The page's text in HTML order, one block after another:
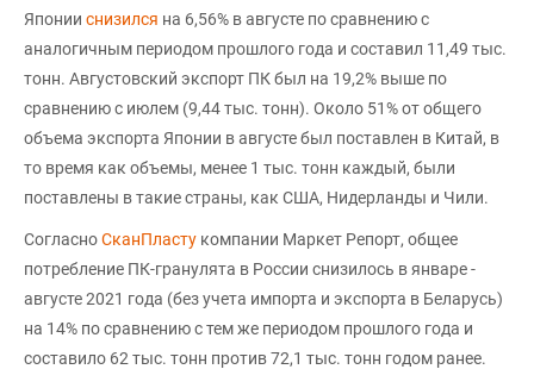
Японии снизился на 6,56% в августе по сравнению с
аналогичным периодом прошлого года и составил 11,49 тыс.
тонн. Августовский экспорт ПК был на 19,2% выше по
сравнению с июлем (9,44 тыс. тонн). Около 51% от общего
объема экспорта Японии в августе был поставлен в Китай, в
то время как объемы, менее 1 тыс. тонн каждый, были
поставлены в такие страны, как США, Нидерланды и Чили.
СогласноСканПласту компании Маркет Репорт, общее
потребление ПК-гранулята в России снизилось в январе -
августе 2021 года (без учета импорта и экспорта в Беларусь)
на 14% по сравнению с тем же периодом прошлого года и
составило 62 тыс. тонн против 72,1 тыс. тонн годом ранее.